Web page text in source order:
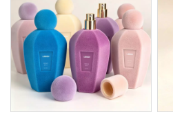
Yüksek KaliteKalınlaştırılmış
Cam ✓ Tam
Özelleştirme(OEM/ODM) ✓
Kesinlik Losyon Pompa
Sistemi ✓ Logo Baskısı&
Markalaşma ✓ Modern
Asimetrik Geometrik